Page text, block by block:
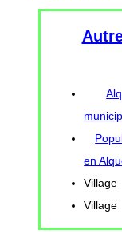
en
Village
Village